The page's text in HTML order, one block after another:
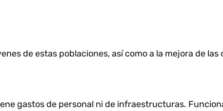
de estas poblaciones, así como a la mejora de
gastos de personal ni de infraestructuras.